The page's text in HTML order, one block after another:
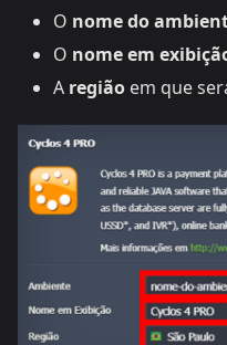
O nome do
O nome em
A região em que